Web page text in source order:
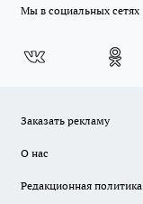
Мы в социальных сетях
Заказать рекламу
О нас
Редакционная политика